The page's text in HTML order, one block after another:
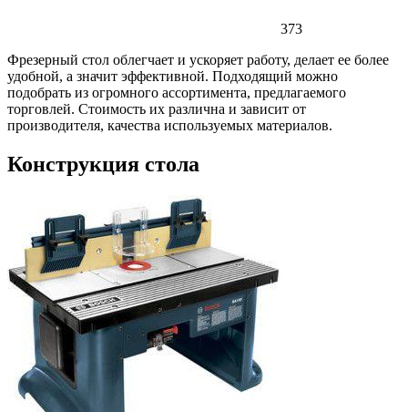
373
Фрезерный стол облегчает и ускоряет работу, делает ее более
удобной, а значит эффективной. Подходящий можно
подобрать из огромного ассортимента, предлагаемого
торговлей. Стоимость их различна и зависит от
производителя, качества используемых материалов.
Конструкция стола